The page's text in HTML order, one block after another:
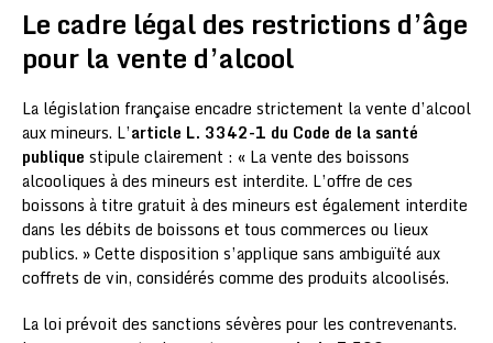
Le cadre légal des restrictions d’âge
pour la vente d’alcool
La législation française encadre strictement la vente d’alcool
aux mineurs. L’article L. 3342-1 du Code de la santé
publique stipule clairement : « La vente des boissons
alcooliques à des mineurs est interdite. L’offre de ces
boissons à titre gratuit à des mineurs est également interdite
dans les débits de boissons et tous commerces ou lieux
publics. » Cette disposition s’applique sans ambiguïté aux
coffrets de vin, considérés comme des produits alcoolisés.
La loi prévoit des sanctions sévères pour les contrevenants.